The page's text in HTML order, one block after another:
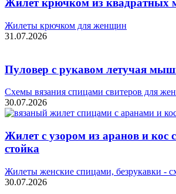
Жилет крючком из квадратных
Жилеты крючком для женщин
31.07.2026
Пуловер с рукавом летучая
Схемы вязания спицами свитеров для
30.07.2026
Жилет с узором из аранов и кос
стойка
Жилеты женские спицами, безрукавки -
30.07.2026